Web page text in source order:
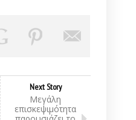
Next Story
Μεγάλη
επισκεψιμότητα